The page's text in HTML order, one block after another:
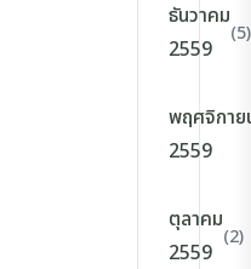
ธันวาคม
2559
(5)
พฤศจิกาย
2559
ตุลาคม
2559
(2)